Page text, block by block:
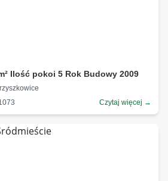
Ilość pokoi 5 Rok Budowy 2009
Czytaj więcej →